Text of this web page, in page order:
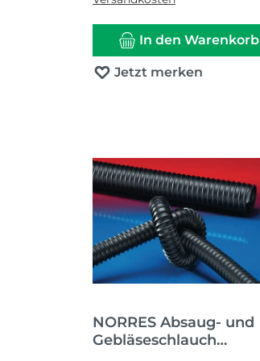
In den Warenkorb
Jetzt merken
NORRES Absaug- und
Gebläseschlauch